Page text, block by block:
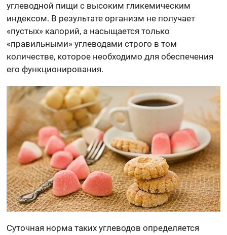
углеводной пищи с высоким гликемическим
индексом. В результате организм не получает
«пустых» калорий, а насыщается только
«правильными» углеводами строго в том
количестве, которое необходимо для обеспечения
его функционирования.
Суточная норма таких углеводов определяется